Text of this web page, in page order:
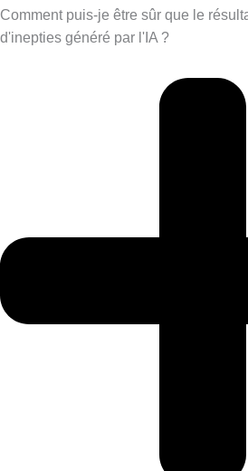
Comment puis-je être sûr que le
d'inepties généré par l'IA ?